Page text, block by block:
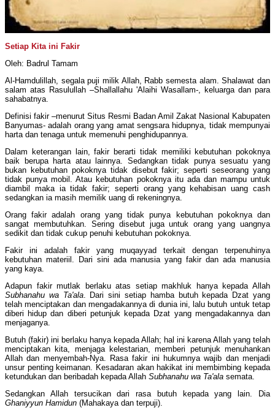
Setiap Kita ini Fakir
Oleh: Badrul Tamam
Al-Hamdulillah, segala puji milik Allah, Rabb semesta alam. Shalawat dan
salam atas Rasulullah –Shallallahu 'Alaihi Wasallam-, keluarga dan para
sahabatnya.
Definisi fakir –menurut Situs Resmi Badan Amil Zakat Nasional Kabupaten
Banyumas- adalah orang yang amat sengsara hidupnya, tidak mempunyai
harta dan tenaga untuk memenuhi penghidupannya.
Dalam keterangan lain, fakir berarti tidak memiliki kebutuhan pokoknya
baik berupa harta atau lainnya. Sedangkan tidak punya sesuatu yang
bukan kebutuhan pokoknya tidak disebut fakir; seperti seseorang yang
tidak punya mobil. Atau kebutuhan pokoknya itu ada dan mampu untuk
diambil maka ia tidak fakir; seperti orang yang kehabisan uang cash
sedangkan ia masih memilik uang di rekeningnya.
Orang fakir adalah orang yang tidak punya kebutuhan pokoknya dan
sangat membutuhkan. Sering disebut juga untuk orang yang uangnya
sedikit dan tidak cukup penuhi kebutuhan pokoknya.
Fakir ini adalah fakir yang muqayyad terkait dengan terpenuhinya
kebutuhan materiil. Dari sini ada manusia yang fakir dan ada manusia
yang kaya.
Adapun fakir mutlak berlaku atas setiap makhluk hanya kepada Allah
Subhanahu wa Ta'ala. Dari sini setiap hamba butuh kepada Dzat yang
telah menciptakan dan mengadakannya di dunia ini, lalu butuh untuk tetap
diberi hidup dan diberi petunjuk kepada Dzat yang mengadakannya dan
menjaganya.
Butuh (fakir) ini berlaku hanya kepada Allah; hal ini karena Allah yang telah
menciptakan kita, menjaga kelestarian, memberi petunjuk menuhankan
Allah dan menyembah-Nya. Rasa fakir ini hukumnya wajib dan menjadi
unsur penting keimanan. Kesadaran akan hakikat ini membimbing kepada
ketundukan dan beribadah kepada Allah Subhanahu wa Ta'ala semata.
Sedangkan Allah tersucikan dari rasa butuh kepada yang lain. Dia
Ghaniyyun Hamidun (Mahakaya dan terpuji).